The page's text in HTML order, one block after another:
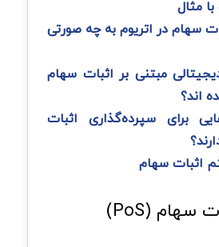
سهام در اتریوم به چه صورتی
مبتنی بر اثبات سهام
اند؟
برای سپرده‌گذاری اثبات
اثبات سهام
الگوریتم اثبات سهام (PoS)